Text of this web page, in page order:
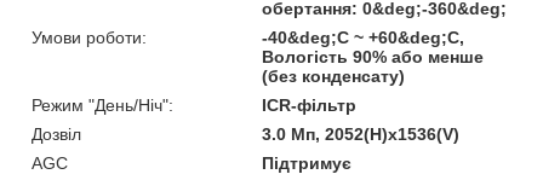
обертання: 0&deg;-360&deg;
Умови роботи:
-40&deg;C ~ +60&deg;C,
Вологість 90% або менше
(без конденсату)
Режим "День/Ніч":
ICR-фільтр
Дозвіл
3.0 Мп, 2052(H)х1536(V)
AGC
Підтримує